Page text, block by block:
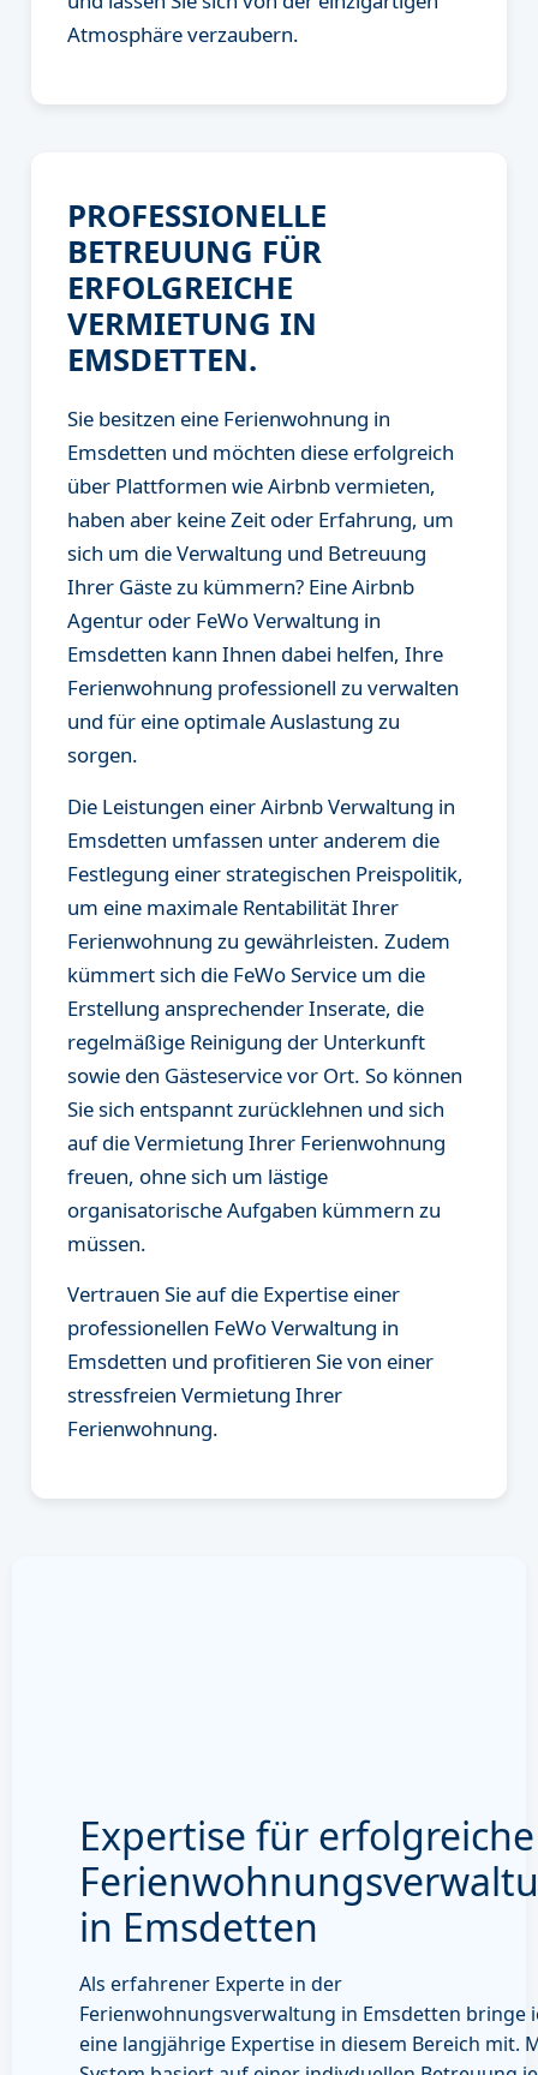
Atmosphäre verzaubern.
PROFESSIONELLE
BETREUUNG FÜR
ERFOLGREICHE
VERMIETUNG IN
EMSDETTEN.
Sie besitzen eine Ferienwohnung in
Emsdetten und möchten diese erfolgreich
über Plattformen wie Airbnb vermieten,
haben aber keine Zeit oder Erfahrung, um
sich um die Verwaltung und Betreuung
Ihrer Gäste zu kümmern? Eine Airbnb
Agentur oder FeWo Verwaltung in
Emsdetten kann Ihnen dabei helfen, Ihre
Ferienwohnung professionell zu verwalten
und für eine optimale Auslastung zu
sorgen.
Die Leistungen einer Airbnb Verwaltung in
Emsdetten umfassen unter anderem die
Festlegung einer strategischen Preispolitik,
um eine maximale Rentabilität Ihrer
Ferienwohnung zu gewährleisten. Zudem
kümmert sich die FeWo Service um die
Erstellung ansprechender Inserate, die
regelmäßige Reinigung der Unterkunft
sowie den Gästeservice vor Ort. So können
Sie sich entspannt zurücklehnen und sich
auf die Vermietung Ihrer Ferienwohnung
freuen, ohne sich um lästige
organisatorische Aufgaben kümmern zu
müssen.
Vertrauen Sie auf die Expertise einer
professionellen FeWo Verwaltung in
Emsdetten und profitieren Sie von einer
stressfreien Vermietung Ihrer
Ferienwohnung.
Expertise für erfolgreiche
in Emsdetten
Als erfahrener Experte in der
Ferienwohnungsverwaltung in Emsdetten bringe
eine langjährige Expertise in diesem Bereich mit.